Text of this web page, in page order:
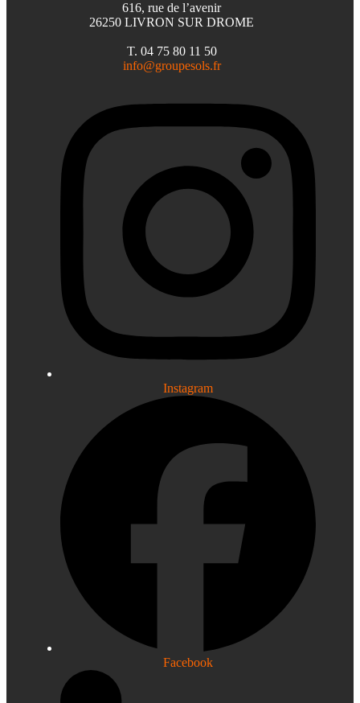
616, rue de l’avenir
26250 LIVRON SUR DROME
T. 04 75 80 11 50
info@groupesols.fr
Instagram
Facebook